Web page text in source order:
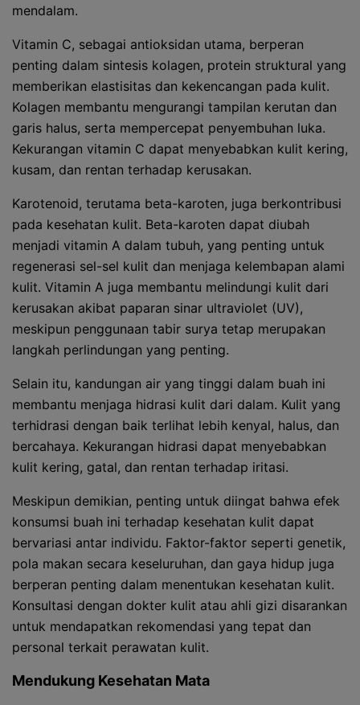
mendalam.
Vitamin C, sebagai antioksidan utama, berperan
penting dalam sintesis kolagen, protein struktural yang
memberikan elastisitas dan kekencangan pada kulit.
Kolagen membantu mengurangi tampilan kerutan dan
garis halus, serta mempercepat penyembuhan luka.
Kekurangan vitamin C dapat menyebabkan kulit kering,
kusam, dan rentan terhadap kerusakan.
Karotenoid, terutama beta-karoten, juga berkontribusi
pada kesehatan kulit. Beta-karoten dapat diubah
menjadi vitamin A dalam tubuh, yang penting untuk
regenerasi sel-sel kulit dan menjaga kelembapan alami
kulit. Vitamin A juga membantu melindungi kulit dari
kerusakan akibat paparan sinar ultraviolet (UV),
meskipun penggunaan tabir surya tetap merupakan
langkah perlindungan yang penting.
Selain itu, kandungan air yang tinggi dalam buah ini
membantu menjaga hidrasi kulit dari dalam. Kulit yang
terhidrasi dengan baik terlihat lebih kenyal, halus, dan
bercahaya. Kekurangan hidrasi dapat menyebabkan
kulit kering, gatal, dan rentan terhadap iritasi.
Meskipun demikian, penting untuk diingat bahwa efek
konsumsi buah ini terhadap kesehatan kulit dapat
bervariasi antar individu. Faktor-faktor seperti genetik,
pola makan secara keseluruhan, dan gaya hidup juga
berperan penting dalam menentukan kesehatan kulit.
Konsultasi dengan dokter kulit atau ahli gizi disarankan
untuk mendapatkan rekomendasi yang tepat dan
personal terkait perawatan kulit.
Mendukung Kesehatan Mata